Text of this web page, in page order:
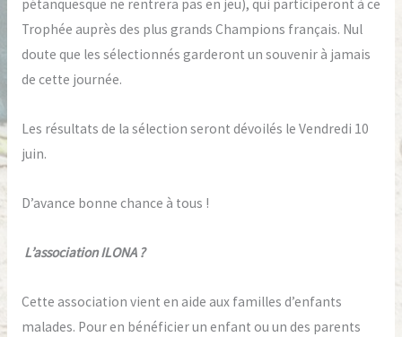
pétanquesque ne rentrera pas en jeu), qui participeront à ce
Trophée auprès des plus grands Champions français. Nul
doute que les sélectionnés garderont un souvenir à jamais
de cette journée.
Les résultats de la sélection seront dévoilés le Vendredi 10
juin.
D’avance bonne chance à tous !
L’association ILONA ?
Cette association vient en aide aux familles d’enfants
malades. Pour en bénéficier un enfant ou un des parents